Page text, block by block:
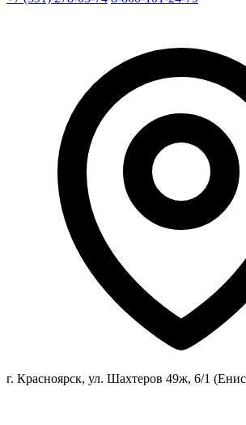
г. Красноярск, ул. Шахтеров 49ж, 6/1